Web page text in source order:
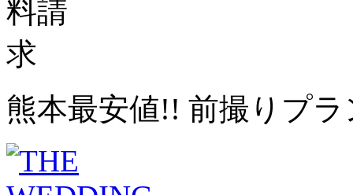
熊本最安値!! 前撮りプラ